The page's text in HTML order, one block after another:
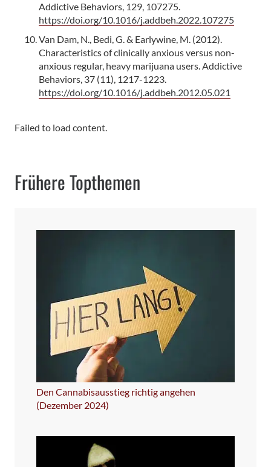
Addictive Behaviors, 129, 107275.
https://doi.org/10.1016/j.addbeh.2022.107275
Van Dam, N., Bedi, G. & Earlywine, M. (2012).
Characteristics of clinically anxious versus non-
anxious regular, heavy marijuana users. Addictive
Behaviors, 37 (11), 1217-1223.
https://doi.org/10.1016/j.addbeh.2012.05.021
Failed to load content.
Frühere Topthemen
Den Cannabisausstieg richtig angehen
(Dezember 2024)